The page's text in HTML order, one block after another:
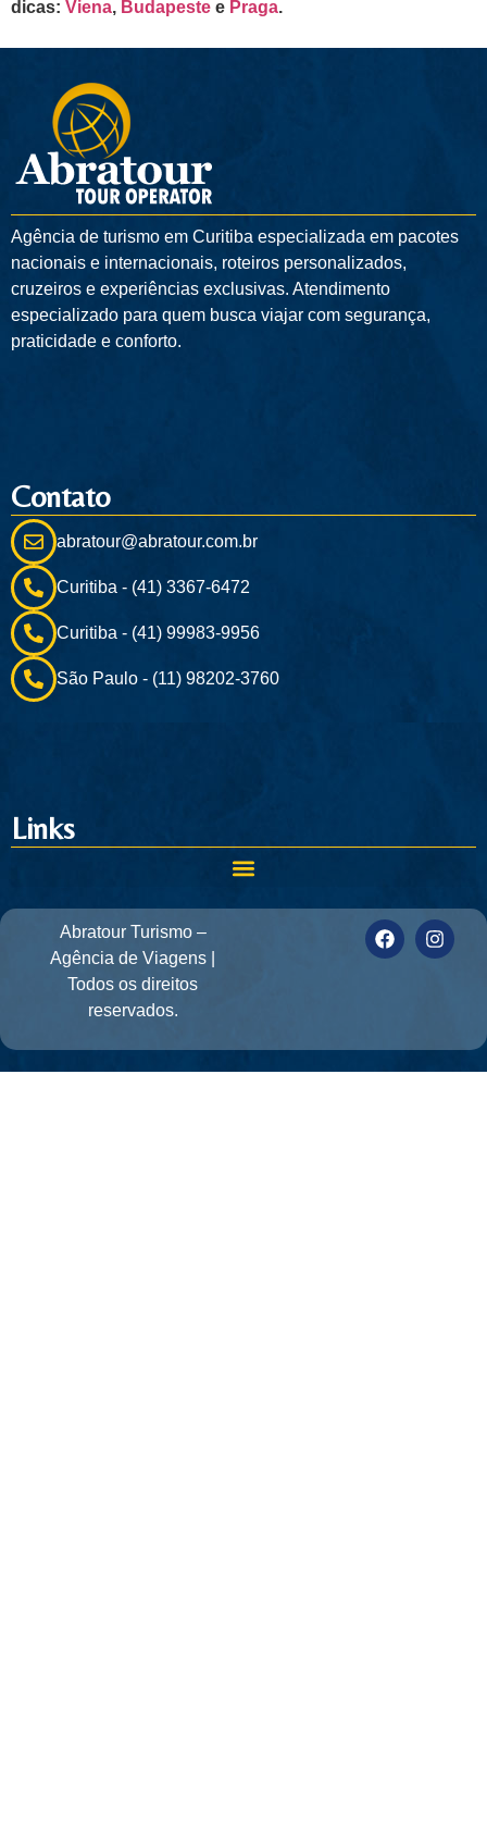
dicas: Viena, Budapeste e Praga.
Agência de turismo em Curitiba especializada em pacotes
nacionais e internacionais, roteiros personalizados,
cruzeiros e experiências exclusivas. Atendimento
especializado para quem busca viajar com segurança,
praticidade e conforto.
Contato
abratour@abratour.com.br
Curitiba - (41) 3367-6472
Curitiba - (41) 99983-9956
São Paulo - (11) 98202-3760
Links
Abratour Turismo –
Agência de Viagens |
Todos os direitos
reservados.